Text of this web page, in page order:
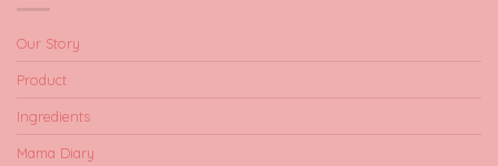
Our Story
Product
Ingredients
Mama Diary